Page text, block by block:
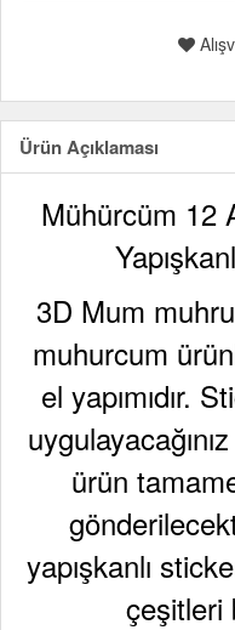
Ürün Açıklaması
Mühürcüm 12
3D Mum
muhurcum
el yapımıdır.
ürün
yapışkanlı
çeşitleri